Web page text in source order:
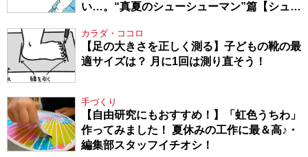
い…。“真夏のシューシューマン”篇【シュー
カラダ・ココロ
【足の大きさを正しく測る】子どもの靴の最
適サイズは？ 月に1回は測り直そう！
手づくり
【自由研究にもおすすめ！】「虹色うちわ」
作ってみました！ 夏休みの工作に最＆高♪・
編集部スタッフイチオシ！